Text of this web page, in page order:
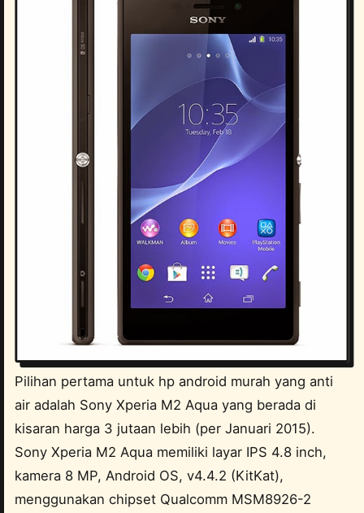
Pilihan pertama untuk hp android murah yang anti
air adalah Sony Xperia M2 Aqua yang berada di
kisaran harga 3 jutaan lebih (per Januari 2015).
Sony Xperia M2 Aqua memiliki layar IPS 4.8 inch,
kamera 8 MP, Android OS, v4.4.2 (KitKat),
menggunakan chipset Qualcomm MSM8926-2